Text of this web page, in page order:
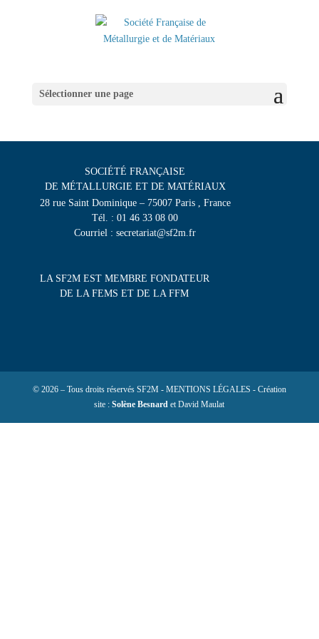
Sélectionner une page
SOCIÉTÉ FRANÇAISE
DE MÉTALLURGIE ET DE MATÉRIAUX
28 rue Saint Dominique – 75007 Paris , France
Tél. : 01 46 33 08 00
Courriel : secretariat@sf2m.fr
LA SF2M EST MEMBRE FONDATEUR
DE LA FEMS ET DE LA FFM
© 2026 – Tous droits réservés SF2M - MENTIONS LÉGALES - Création
site :Solène Besnard et David Maulat